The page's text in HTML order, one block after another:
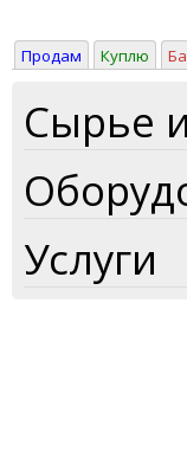
Продам Куплю
Сырье
Услуги